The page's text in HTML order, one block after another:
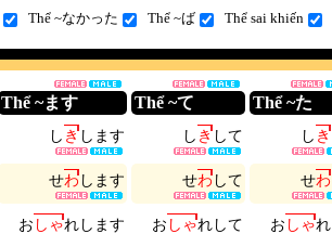
Thể ~なかった Thể ~ば Thể sai khiến
Thể ~ます Thể ~て Thể ~た
し きし ます し きして し き
せわし ます せわして せわ
お し ゃれし ます お し ゃれして お し ゃれ